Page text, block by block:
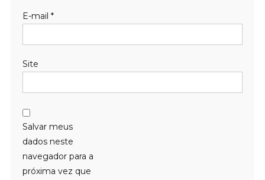
E-mail *
Site
Salvar meus
dados neste
navegador para a
próxima vez que